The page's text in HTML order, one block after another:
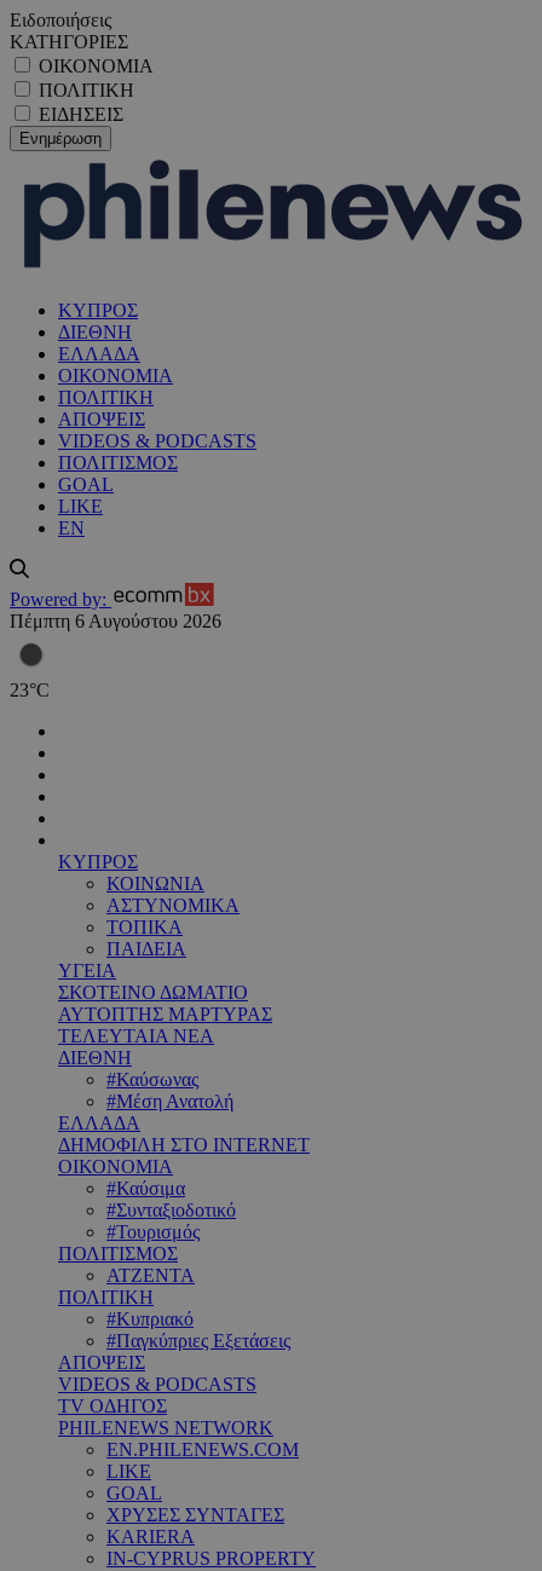
Ειδοποιήσεις
ΚΑΤΗΓΟΡΙΕΣ
ΟΙΚΟΝΟΜΙΑ
ΠΟΛΙΤΙΚΗ
ΕΙΔΗΣΕΙΣ
ΚΥΠΡΟΣ
ΔΙΕΘΝΗ
ΕΛΛΑΔΑ
ΟΙΚΟΝΟΜΙΑ
ΠΟΛΙΤΙΚΗ
ΑΠΟΨΕΙΣ
VIDEOS & PODCASTS
ΠΟΛΙΤΙΣΜΟΣ
GOAL
LIKE
EN
Powered by:
Πέμπτη 6 Αυγούστου 2026
23°C
ΚΥΠΡΟΣ
ΚΟΙΝΩΝΙΑ
ΑΣΤΥΝΟΜΙΚΑ
ΤΟΠΙΚΑ
ΠΑΙΔΕΙΑ
ΥΓΕΙΑ
ΣΚΟΤΕΙΝΟ ΔΩΜΑΤΙΟ
ΑΥΤΟΠΤΗΣ ΜΑΡΤΥΡΑΣ
ΤΕΛΕΥΤΑΙΑ ΝΕΑ
ΔΙΕΘΝΗ
#Καύσωνας
#Μέση Ανατολή
ΕΛΛΑΔΑ
ΔΗΜΟΦΙΛΗ ΣΤΟ INTERNET
ΟΙΚΟΝΟΜΙΑ
#Καύσιμα
#Συνταξιοδοτικό
#Τουρισμός
ΠΟΛΙΤΙΣΜΟΣ
ΑΤΖΕΝΤΑ
ΠΟΛΙΤΙΚΗ
#Κυπριακό
#Παγκύπριες Εξετάσεις
ΑΠΟΨΕΙΣ
VIDEOS & PODCASTS
TV ΟΔΗΓΟΣ
PHILENEWS NETWORK
EN.PHILENEWS.COM
LIKE
GOAL
ΧΡΥΣΕΣ ΣΥΝΤΑΓΕΣ
KARIERA
IN-CYPRUS PROPERTY